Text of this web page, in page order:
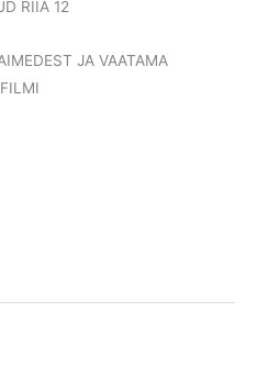
RIIA 12
JA VAATAMA